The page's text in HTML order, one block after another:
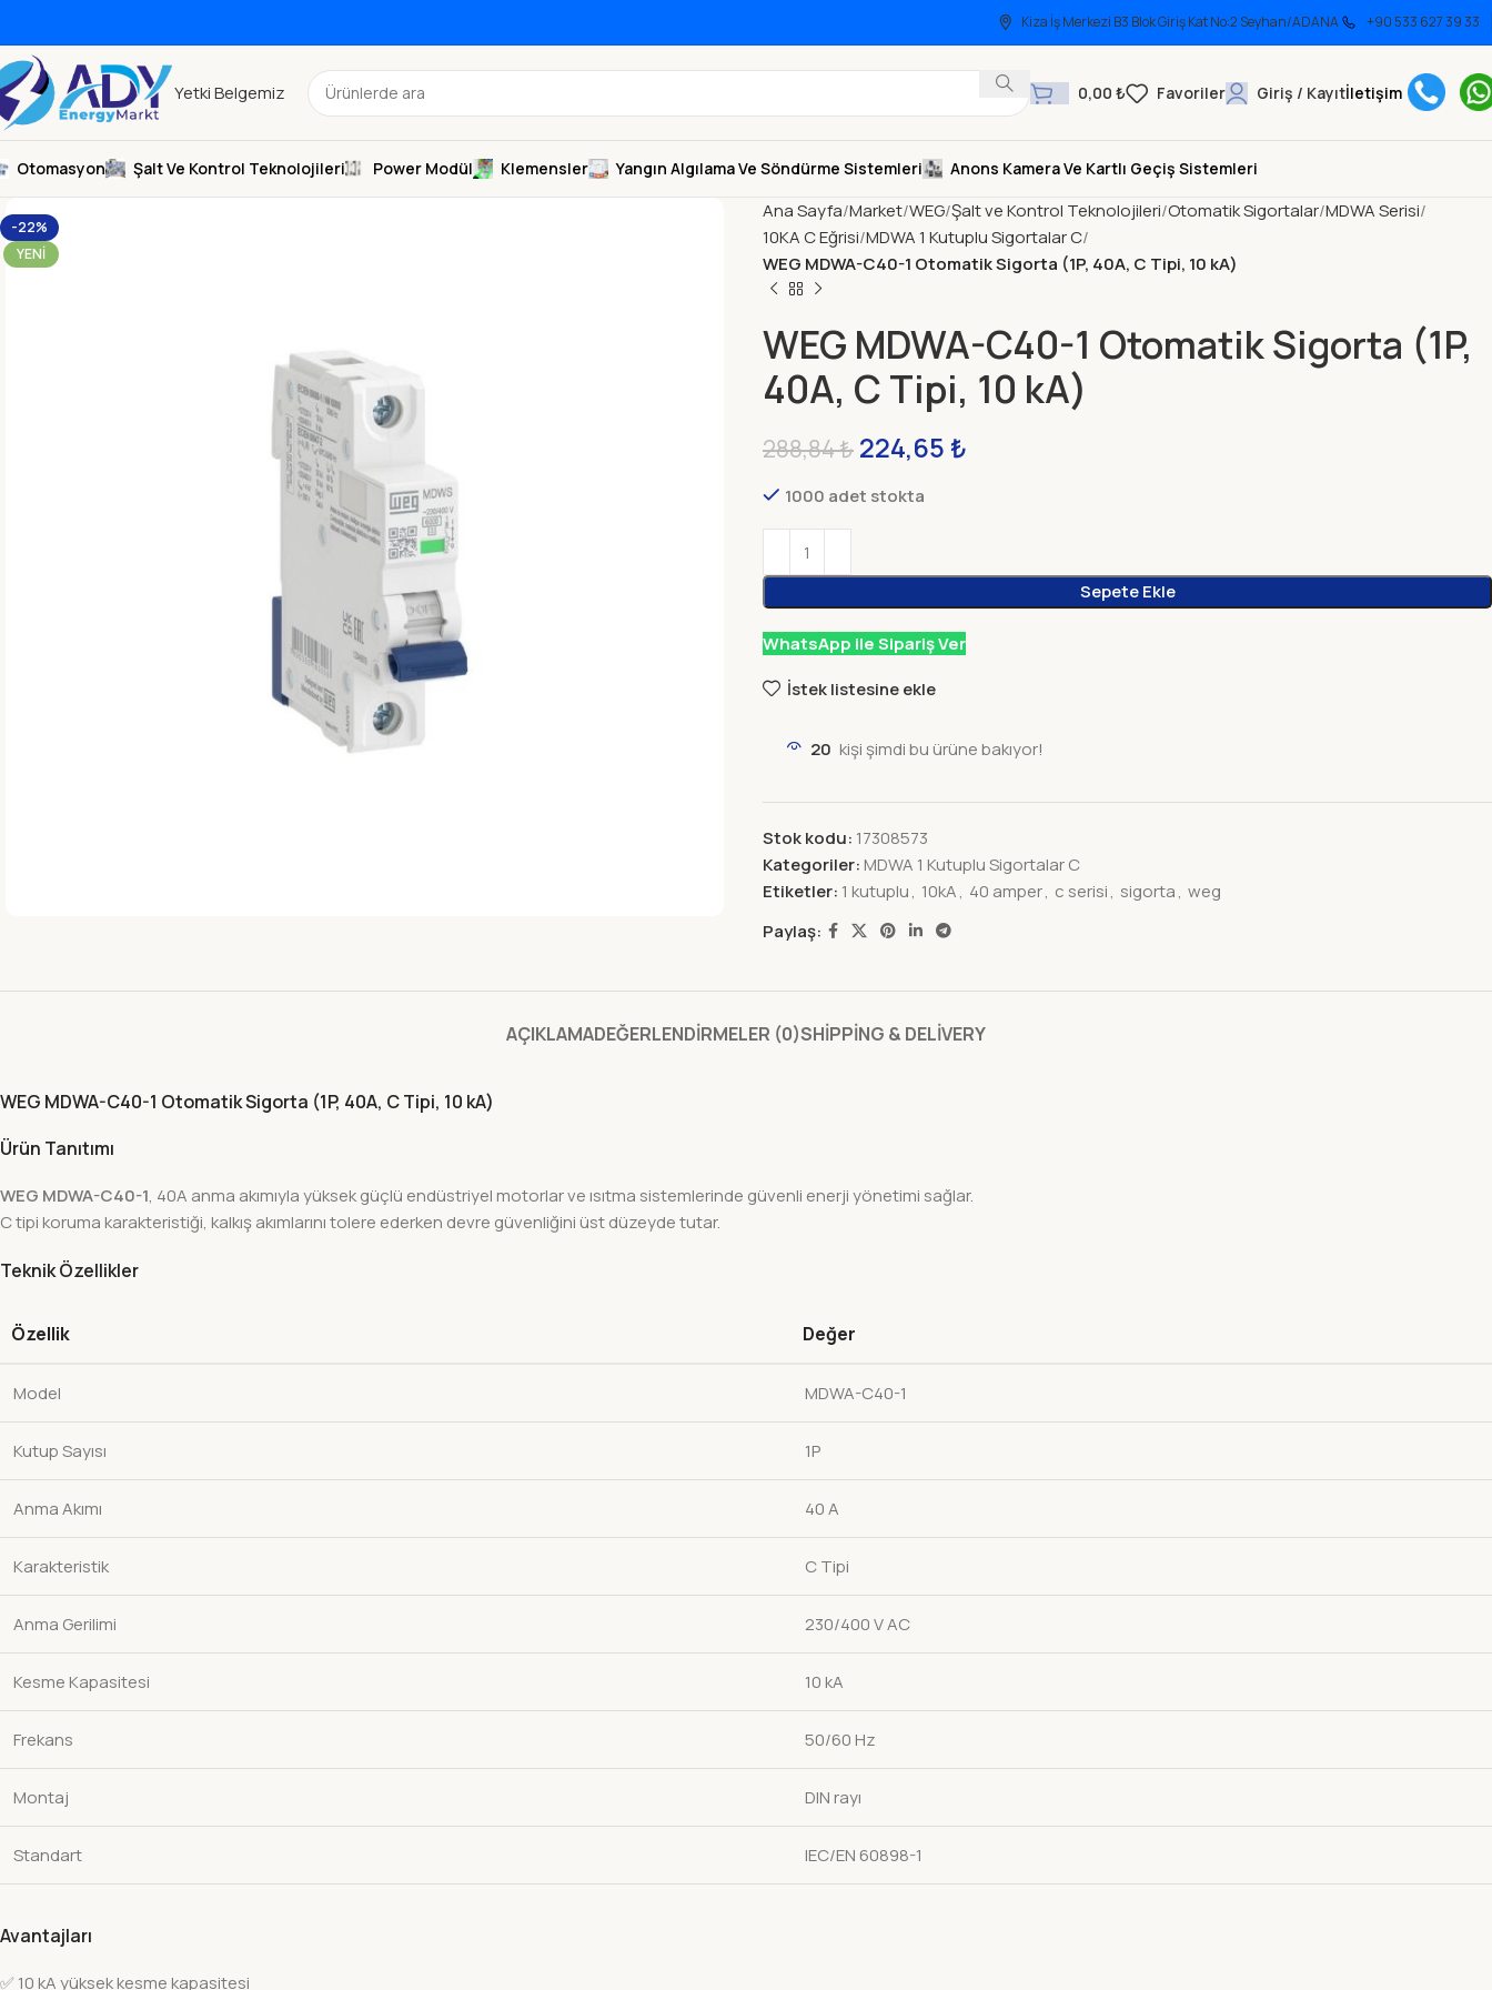
Kiza İş Merkezi B3 Blok Giriş Kat No:2 Seyhan/ADANA +90 533 627 39 33
Yetki Belgemiz 0,00 ₺ Giriş / Kayıtİletişim
Otomasyon Şalt Ve Kontrol Teknolojileri Power Modül Klemensler Yangın Algılama Ve Söndürme Sistemleri Anons Kamera Ve Kartlı Geçiş Sistemleri
-22%
YENI
Ana Sayfa Market WEG Şalt ve Kontrol Teknolojileri Otomatik Sigortalar MDWA Serisi
10KA C Eğrisi MDWA 1 Kutuplu Sigortalar C
WEG MDWA-C40-1 Otomatik Sigorta (1P, 40A, C Tipi, 10 kA)
WEG MDWA-C40-1 Otomatik Sigorta (1P,
40A, C Tipi, 10 kA)
288,84₺ 224,65 ₺
1000 adet stokta
Sepete Ekle
WhatsApp ile Sipariş Ver
İstek listesine ekle
20 kişi şimdi bu ürüne bakıyor!
Stok kodu: 17308573
Kategoriler: MDWA 1 Kutuplu Sigortalar C
Etiketler: 1 kutuplu, 10kA, 40 amper, c serisi, sigorta, weg
Paylaş:
AÇIKLAMADEĞERLENDIRMELER (0)SHIPPING & DELIVERY
WEG MDWA-C40-1 Otomatik Sigorta (1P, 40A, C Tipi, 10 kA)
Ürün Tanıtımı
WEG MDWA-C40-1, 40A anma akımıyla yüksek güçlü endüstriyel motorlar ve ısıtma sistemlerinde güvenli enerji yönetimi sağlar.
C tipi koruma karakteristiği, kalkış akımlarını tolere ederken devre güvenliğini üst düzeyde tutar.
Teknik Özellikler
Özellik Değer
Model MDWA-C40-1
Kutup Sayısı 1P
Anma Akımı 40 A
Karakteristik C Tipi
Anma Gerilimi 230/400 V AC
Kesme Kapasitesi 10 kA
Frekans 50/60 Hz
Montaj DIN rayı
Standart IEC/EN 60898-1
Avantajları
✅ 10 kA yüksek kesme kapasitesi